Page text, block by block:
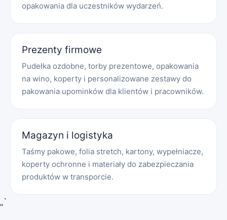
opakowania dla uczestników wydarzeń.
Prezenty firmowe
Pudełka ozdobne, torby prezentowe, opakowania
na wino, koperty i personalizowane zestawy do
pakowania upominków dla klientów i pracowników.
Magazyn i logistyka
Taśmy pakowe, folia stretch, kartony, wypełniacze,
koperty ochronne i materiały do zabezpieczania
produktów w transporcie.
„`